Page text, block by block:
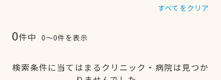
すべてをクリア
0件中 0〜0件を表示
検索条件に当てはまるクリニック・病院は見つか